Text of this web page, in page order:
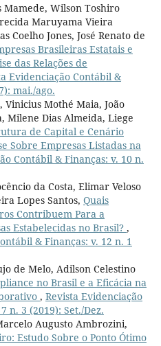
Mamede, Wilson Toshiro
Maruyama Vieira
Coelho Jones, José Renato de
Brasileiras Estatais e
das Relações de
Evidenciação Contábil &
mai./ago.
Mothé Maia, João
Milene Dias Almeida, Liege
de Capital e Cenário
Sobre Empresas Listadas na
Contábil & Finanças: v. 10 n.
da Costa, Elimar Veloso
Lopes Santos, Quais
Contribuem Para a
Estabelecidas no Brasil? ,
& Finanças: v. 12 n. 1
de Melo, Adilson Celestino
no Brasil e a Eficácia na
, Revista Evidenciação
n. 3 (2019): Set./Dez.
Augusto Ambrozini,
Estudo Sobre o Ponto Ótimo